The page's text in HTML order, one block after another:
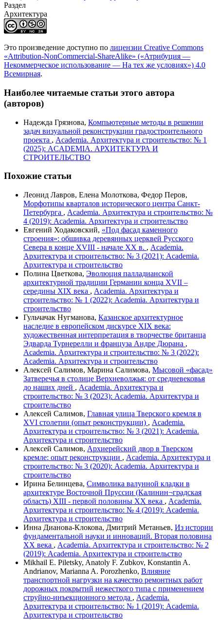
Раздел
Архитектура
Это произведение доступно по лицензии Creative Commons
«Attribution-NonCommercial-ShareAlike» («Атрибуция —
Некоммерческое использование — На тех же условиях») 4.0
Всемирная.
Наиболее читаемые статьи этого автора
(авторов)
Надежда Грязнова, Компьютерные методы в решении
задач визуальной реконструкции градостроительного
проекта , Academia. Архитектура и строительство: № 1
(2025): ACADEMIA. АРХИТЕКТУРА И
СТРОИТЕЛЬСТВО
Похожие статьи
Леонид Лавров, Елена Молоткова, Федор Перов,
Морфотипы кварталов исторического центра Санкт-
Петербурга , Academia. Архитектура и строительство: №
4 (2019): Academia. Архитектура и строительство
Евгений Ходаковский, «Под фасад каменного
строения»: обшивка деревянных церквей Русского
Севера в конце XVIII - начале ХХ в. , Academia.
Архитектура и строительство: № 3 (2021): Academia.
Архитектура и строительство
Полина Цветкова, Эволюция палладианской
архитектурной традиции Германии конца XVII –
середины XIX века , Academia. Архитектура и
строительство: № 1 (2022): Academia. Архитектура и
строительство
Гульчачак Нугманова, Казанское архитектурное
наследие в европейском дискурсе XIX века:
художественная интерпретация в творчестве британца
Эдварда Турнерелли и француза Андре Дюрана ,
Academia. Архитектура и строительство: № 3 (2022):
Academia. Архитектура и строительство
Алексей Салимов, Марина Салимова, Мысовой «фасад»
Затверечья в столице Верхневолжья: от средневековья
до наших дней , Academia. Архитектура и
строительство: № 3 (2023): Academia. Архитектура и
строительство
Алексей Салимов, Главная улица Тверского кремля в
XVI столетии (опыт реконструкции) , Academia.
Архитектура и строительство: № 3 (2021): Academia.
Архитектура и строительство
Алексей Салимов, Архиерейский двор в Тверском
кремле: опыт реконструкции , Academia. Архитектура и
строительство: № 3 (2020): Academia. Архитектура и
строительство
Ирина Белинцева, Символика валунной кладки в
архитектуре Восточной Пруссии (Калинин¬градская
область) XIII - первой половины XX века , Academia.
Архитектура и строительство: № 4 (2019): Academia.
Архитектура и строительство
Инна Дианова-Клокова, Дмитрий Метаньев, Из истории
фундаментальной науки и инноваций. Вторая половина
ХХ века , Academia. Архитектура и строительство: № 2
(2019): Academia. Архитектура и строительство
Mikhail E. Piletsky, Anatoly F. Zubkov, Konstantin A.
Andrianov, Marianna A. Porozhenko, Влияние
транспортной нагрузки на качество ремонтных работ
дорожных покрытий нежесткого типа с применением
струйно-инъекционного метода , Academia.
Архитектура и строительство: № 1 (2019): Academia.
Архитектура и строительство